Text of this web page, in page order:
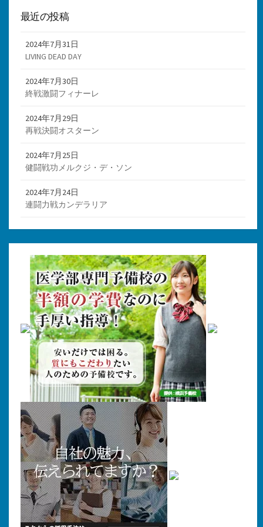
最近の投稿
2024年7月31日
LIVING DEAD DAY
2024年7月30日
終戦激闘フィナーレ
2024年7月29日
再戦決闘オスターン
2024年7月25日
健闘戦功メルクジ・デ・ソン
2024年7月24日
連闘力戦カンデラリア